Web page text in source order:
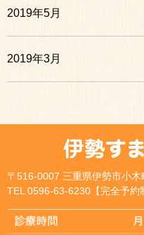
2019年5月
2019年3月
〒516-0007 三重県伊勢市小木
TEL 0596-63-6230【完全予